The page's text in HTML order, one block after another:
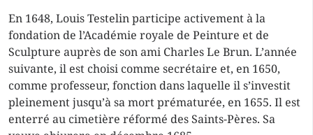
En 1648, Louis Testelin participe activement à la
fondation de l’Académie royale de Peinture et de
Sculpture auprès de son ami Charles Le Brun. L’année
suivante, il est choisi comme secrétaire et, en 1650,
comme professeur, fonction dans laquelle il s’investit
pleinement jusqu’à sa mort prématurée, en 1655. Il est
enterré au cimetière réformé des Saints-Pères. Sa